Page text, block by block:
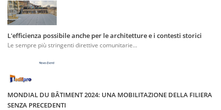
L'efficienza possibile anche per le architetture e i contesti storici
Le sempre più stringenti direttive comunitarie...
MONDIAL DU BÂTIMENT 2024: UNA MOBILITAZIONE DELLA FILIERA
SENZA PRECEDENTI